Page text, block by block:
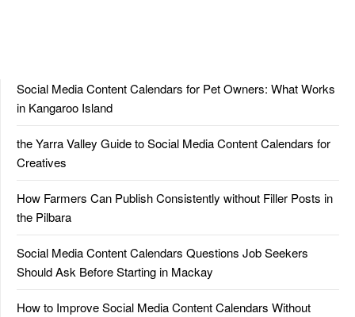
Social Media Content Calendars for Pet Owners: What Works
in Kangaroo Island
the Yarra Valley Guide to Social Media Content Calendars for
Creatives
How Farmers Can Publish Consistently without Filler Posts in
the Pilbara
Social Media Content Calendars Questions Job Seekers
Should Ask Before Starting in Mackay
How to Improve Social Media Content Calendars Without